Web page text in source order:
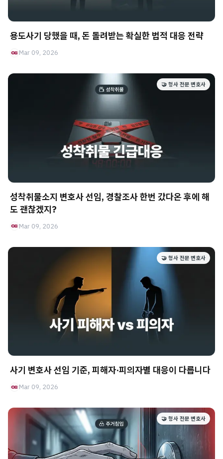
용도사기 당했을 때, 돈 돌려받는 확실한 법적 대응 전략
Mar 09, 2026
🤝 형사 전문 변호사
성착취물소지 변호사 선임, 경찰조사 한번 갔다온 후에 해
도 괜찮겠지?
Mar 09, 2026
🤝 형사 전문 변호사
사기 변호사 선임 기준, 피해자·피의자별 대응이 다릅니다
Mar 09, 2026
🤝 형사 전문 변호사